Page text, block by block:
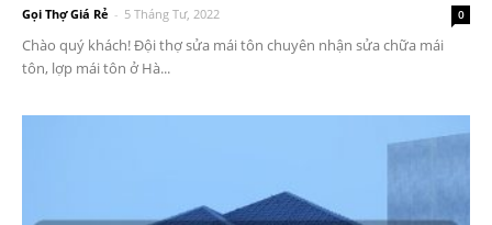
Gọi Thợ Giá Rẻ - 5 Tháng Tư, 2022 0
Chào quý khách! Đội thợ sửa mái tôn chuyên nhận sửa chữa mái
tôn, lợp mái tôn ở Hà...